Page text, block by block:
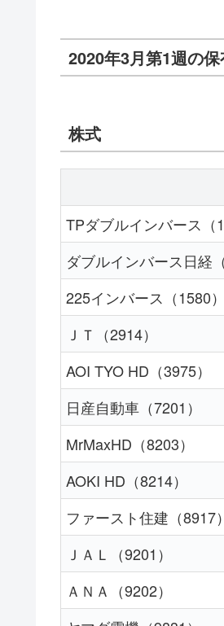
2020年3月第1週の保
株式
TPダブルインバース（
ダブルインバース日経
225インバース（1580）
ＪＴ（2914）
AOI TYO HD（3975）
日産自動車（7201）
MrMaxHD（8203）
AOKI HD（8214）
ファースト住建（8917）
ＪＡＬ（9201）
ＡＮＡ（9202）